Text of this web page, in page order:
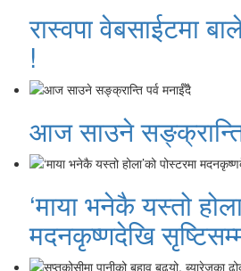
रास्वपा वेबसाईटमा
!
आज साउने सङ्क्रान्ति
‘माया भनेकै यस्तो
मदनकृष्णदेखि